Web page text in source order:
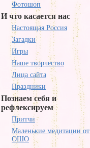
Фотошоп
И что касается нас
Настоящая Россия
Загадки
Игры
Наше творчество
Лица сайта
Праздники
Познаем себя и
рефлексируем
Притчи
Маленькие медитации от
ОШО